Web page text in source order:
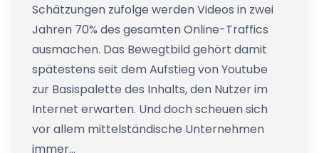
Schätzungen zufolge werden Videos in zwei
Jahren 70% des gesamten Online-Traffics
ausmachen. Das Bewegtbild gehört damit
spätestens seit dem Aufstieg von Youtube
zur Basispalette des Inhalts, den Nutzer im
Internet erwarten. Und doch scheuen sich
vor allem mittelständische Unternehmen
immer…